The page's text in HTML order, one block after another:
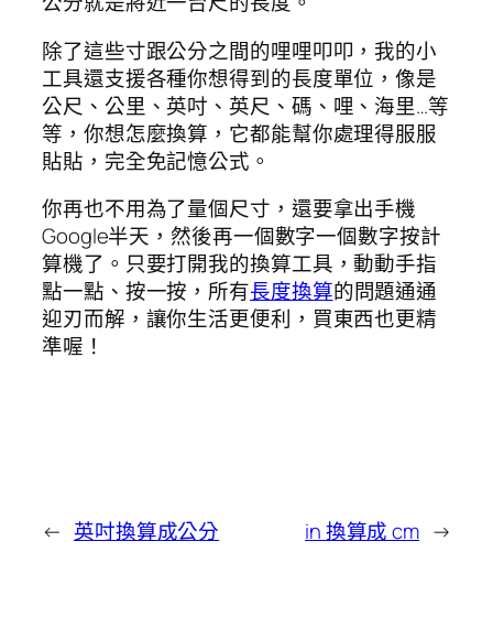
除了這些寸跟公分之間的哩哩叩叩，我的小
工具還支援各種你想得到的長度單位，像是
公尺、公里、英吋、英尺、碼、哩、海里…等
等，你想怎麼換算，它都能幫你處理得服服
貼貼，完全免記憶公式。
你再也不用為了量個尺寸，還要拿出手機
Google半天，然後再一個數字一個數字按計
算機了。只要打開我的換算工具，動動手指
點一點、按一按，所有長度換算的問題通通
迎刃而解，讓你生活更便利，買東西也更精
準喔！
← 英吋換算成公分 in 換算成 cm →